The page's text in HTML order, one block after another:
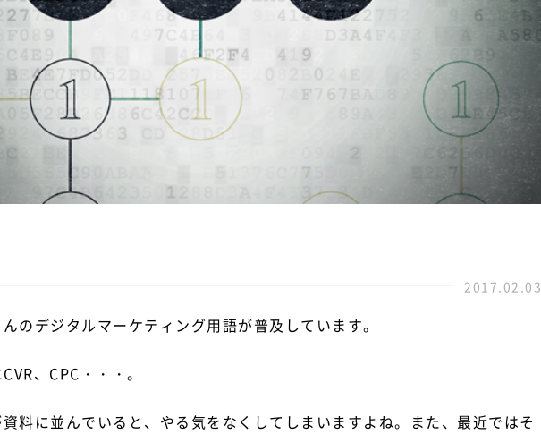
2017.02.03
のデジタルマーケティング用語が普及しています。
、CPC・・・。
料に並んでいると、やる気をなくしてしまいますよね。また、最近ではそ